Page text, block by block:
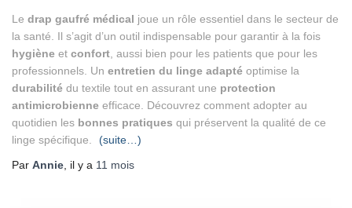
Le drap gaufré médical joue un rôle essentiel dans le secteur de
la santé. Il s’agit d’un outil indispensable pour garantir à la fois
hygiène et confort , aussi bien pour les patients que pour les
professionnels. Un entretien du linge adapté optimise la
durabilité du textile tout en assurant une protection
antimicrobienne efficace. Découvrez comment adopter au
quotidien les bonnes pratiques qui préservent la qualité de ce
linge spécifique.
(suite…)
Par Annie , il y a 11 mois